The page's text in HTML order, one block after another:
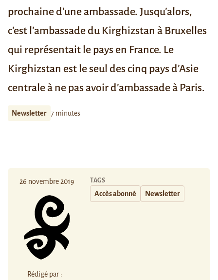
prochaine d’une ambassade. Jusqu’alors,
c’est l’ambassade du Kirghizstan à Bruxelles
qui représentait le pays en France. Le
Kirghizstan est le seul des cinq pays d’Asie
centrale à ne pas avoir d’ambassade à Paris.
Newsletter 7 minutes
26 novembre 2019
Rédigé par :
TAGS
Accès abonné Newsletter